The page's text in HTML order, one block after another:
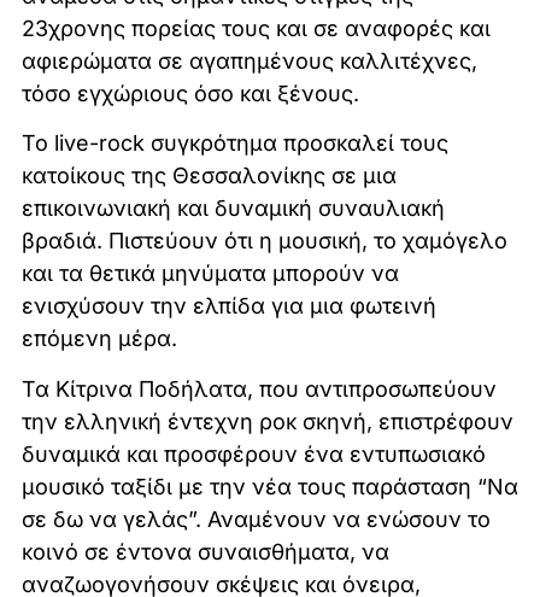
23χρονης πορείας τους και σε αναφορές και
αφιερώματα σε αγαπημένους καλλιτέχνες,
τόσο εγχώριους όσο και ξένους.
Το live-rock συγκρότημα προσκαλεί τους
κατοίκους της Θεσσαλονίκης σε μια
επικοινωνιακή και δυναμική συναυλιακή
βραδιά. Πιστεύουν ότι η μουσική, το χαμόγελο
και τα θετικά μηνύματα μπορούν να
ενισχύσουν την ελπίδα για μια φωτεινή
επόμενη μέρα.
Τα Κίτρινα Ποδήλατα, που αντιπροσωπεύουν
την ελληνική έντεχνη ροκ σκηνή, επιστρέφουν
δυναμικά και προσφέρουν ένα εντυπωσιακό
μουσικό ταξίδι με την νέα τους παράσταση “Να
σε δω να γελάς”. Αναμένουν να ενώσουν το
κοινό σε έντονα συναισθήματα, να
αναζωογονήσουν σκέψεις και όνειρα,